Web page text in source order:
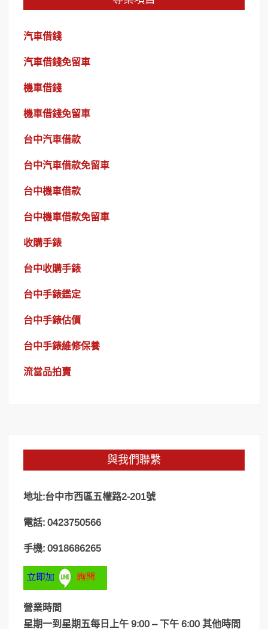
汽車借錢
汽車借錢免留車
機車借錢
機車借錢免留車
台中汽車借款
台中汽車借款免留車
台中機車借款
台中機車借款免留車
收購手錶
台中收購手錶
台中手錶鑑定
台中手錶估價
台中手錶維修保養
流當品拍賣
與我們聯繫
地址:台中市西區五權路2-201號
電話: 0423750566
手機: 0918686265
營業時間
星期一到星期五每日上午 9:00 – 下午 6:00 其他時間